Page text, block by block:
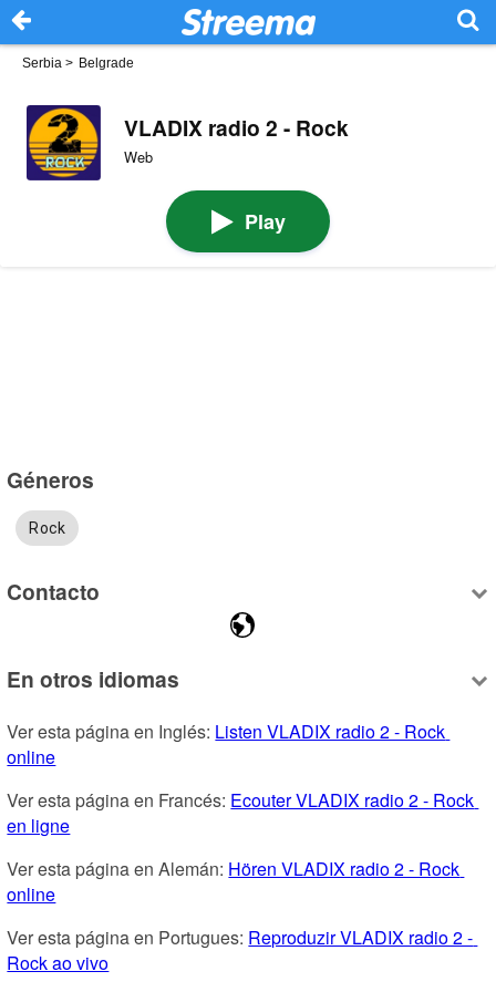
Serbia > Belgrade
VLADIX radio 2 - Rock
Web
Play
Géneros
Rock
Contacto
En otros idiomas
Ver esta página en Inglés: Listen VLADIX radio 2 - Rock
online
Ver esta página en Francés: Ecouter VLADIX radio 2 - Rock
en ligne
Ver esta página en Alemán: Hören VLADIX radio 2 - Rock
online
Ver esta página en Portugues: Reproduzir VLADIX radio 2 -
Rock ao vivo